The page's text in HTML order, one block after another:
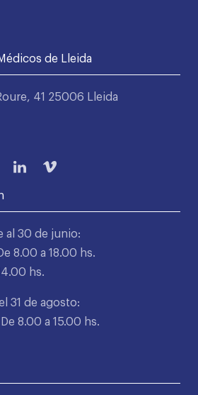
de Lleida
41 25006 Lleida
al 30 de junio:
8.00 a 18.00 hs.
hs.
31 de agosto:
8.00 a 15.00 hs.